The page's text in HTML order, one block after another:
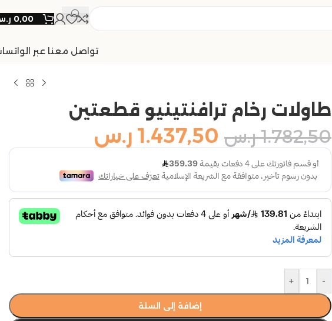
0,00
تواصل معنا عبر
طاولات رخام ترافنتينيو قطعتين
1.782,50 ر.س 1.437,50 ر.س
-
+
إضافة إلى السلة